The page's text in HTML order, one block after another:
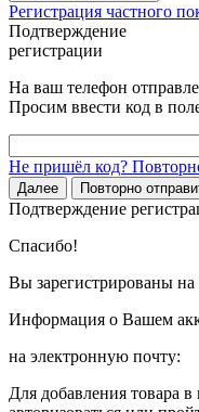
Регистрация частного
Подтверждение
регистрации
На ваш телефон
Просим ввести код в
Не пришёл код?
Далее Повторно
Подтверждение
Спасибо!
Вы зарегистрированы
Информация о Вашем
на электронную почту:
Для добавления товара